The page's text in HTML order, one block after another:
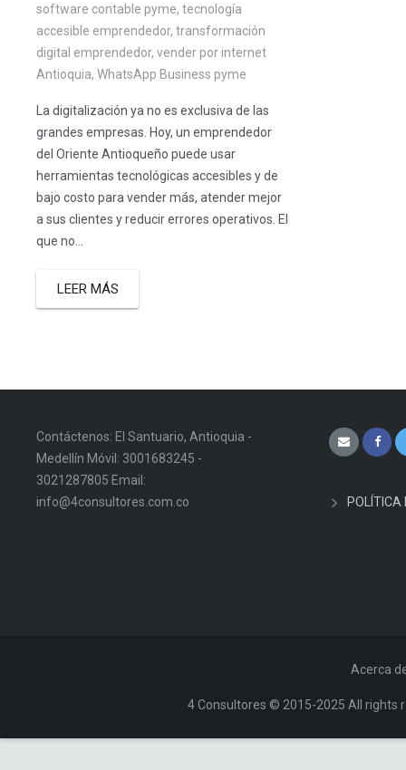
software contable pyme, tecnología
accesible emprendedor, transformación
digital emprendedor, vender por internet
Antioquia, WhatsApp Business pyme
La digitalización ya no es exclusiva de las
grandes empresas. Hoy, un emprendedor
del Oriente Antioqueño puede usar
herramientas tecnológicas accesibles y de
bajo costo para vender más, atender mejor
a sus clientes y reducir errores operativos. El
que no...
LEER MÁS
Contáctenos: El Santuario, Antioquia -
Medellín Móvil: 3001683245 -
3021287805 Email:
info@4consultores.com.co
POLÍTICA
Acerca
4 Consultores © 2015-2025 All rights